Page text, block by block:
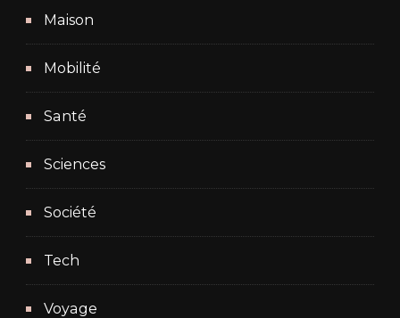
Maison
Mobilité
Santé
Sciences
Société
Tech
Voyage